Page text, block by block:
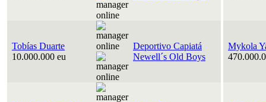
Tobías Duarte
10.000.000 eu
Deportivo Capiatá
Newell´s Old Boys
Mykola